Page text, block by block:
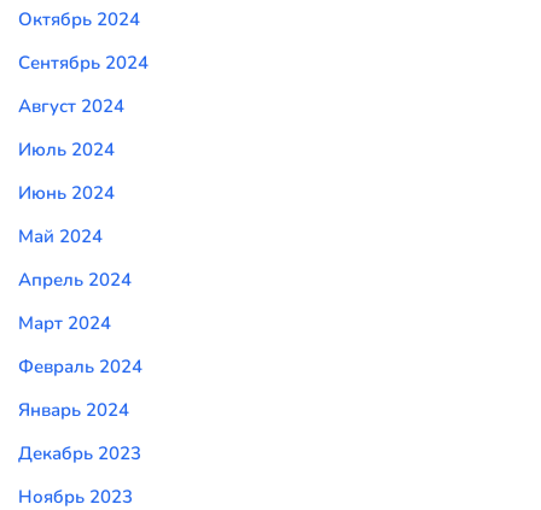
Октябрь 2024
Сентябрь 2024
Август 2024
Июль 2024
Июнь 2024
Май 2024
Апрель 2024
Март 2024
Февраль 2024
Январь 2024
Декабрь 2023
Ноябрь 2023